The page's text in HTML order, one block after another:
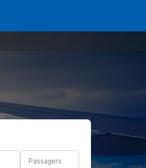
Passagers